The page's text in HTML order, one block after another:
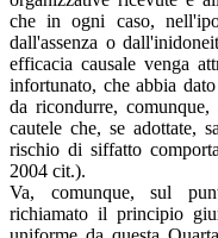
che in ogni caso,
dall'assenza o
efficacia causale venga
infortunato, che abbia
da ricondurre,
cautele che, se adottate,
rischio di siffatto
2004 cit.).
Va, comunque, sul
richiamato il principio